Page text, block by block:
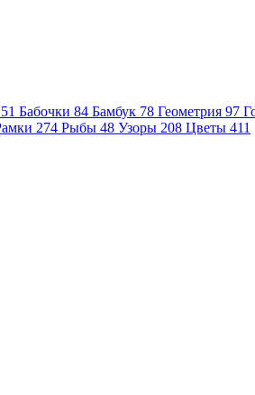
51 Бабочки 84 Бамбук 78 Геометрия 97
274 Рыбы 48 Узоры 208 Цветы 411